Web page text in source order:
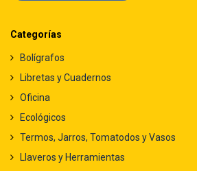
Categorías
Bolígrafos
Libretas y Cuadernos
Oficina
Ecológicos
Termos, Jarros, Tomatodos y Vasos
Llaveros y Herramientas